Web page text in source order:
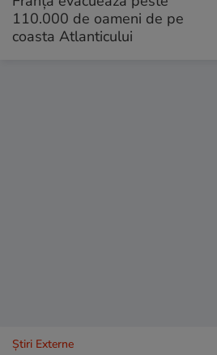
110.000 de oameni de pe
coasta Atlanticului
Știri Externe